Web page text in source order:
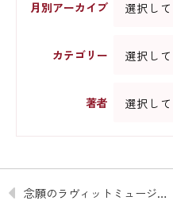
月別アーカイブ
カテゴリー
著者
念願のラヴィットミュージアム